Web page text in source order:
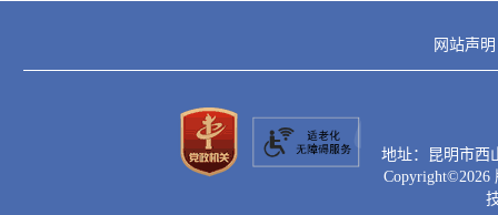
网站声明
地址：昆明市西
Copyright©2026